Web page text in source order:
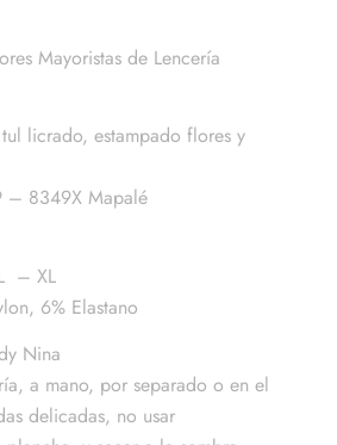
Mayoristas de Lencería
licrado, estampado flores y
– 8349X Mapalé
– XL
6% Elastano
Nina
a mano, por separado o en el
delicadas, no usar